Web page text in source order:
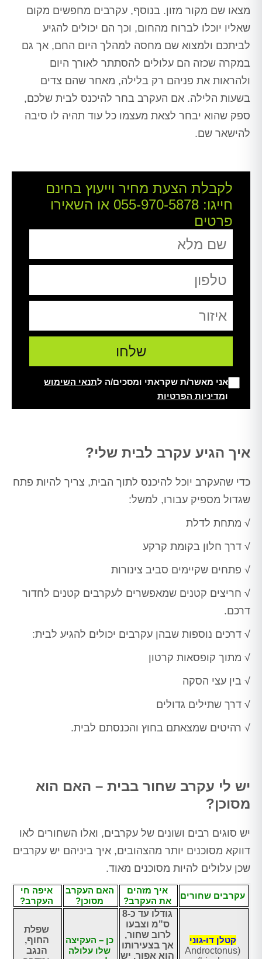
מצאו שם מקור מזון. בנוסף, עקרבים מחפשים מקום
שאליו יוכלו לברוח מהחום, וכך הם יכולים להגיע
לביתכם ולמצוא שם מחסה למהלך היום החם, אך גם
במקרה שכזה הם עלולים להסתתר לאורך היום
ולהראות את פניהם רק בלילה, מאחר שהם צדים
בשעות הלילה. אם העקרב בחר להיכנס לבית שלכם,
ספק שהוא יבחר לצאת מעצמו כל עוד תהיה לו סיבה
להישאר שם.
לקבלת הצעת מחיר וייעוץ בחינם
חייגו: 055-970-5878 או השאירו
פרטים
אני מאשר/ת שקראתי ומסכים/ה לתנאי השימוש
ומדיניות הפרטיות
איך הגיע עקרב לבית שלי?
כדי שהעקרב יוכל להיכנס לתוך הבית, צריך להיות פתח
שגדול מספיק עבורו, למשל:
√ מתחת לדלת
√ דרך חלון בקומת קרקע
√ פתחים שקיימים סביב צינורות
√ חריצים קטנים שמאפשרים לעקרבים קטנים לחדור
דרכם.
√ דרכים נוספות שבהן עקרבים יכולים להגיע לבית:
√ מתוך קופסאות קרטון
√ בין עצי הסקה
√ דרך שתילים גדולים
√ רהיטים שמצאתם בחוץ והכנסתם לבית.
יש לי עקרב שחור בבית – האם הוא
מסוכן?
יש סוגים רבים ושונים של עקרבים, ואלו השחורים לאו
דווקא מסוכנים יותר מהצהובים, איך ביניהם יש עקרבים
שכן עלולים להיות מסוכנים מאוד.
עקרבים שחורים
איך מזהים
את העקרב?
האם העקרב
מסוכן?
איפה חי
העקרב?
קטלן דו-גוני
(Androctonus
גודלו עד כ-8
ס"מ וצבעו
לרוב שחור,
אך בצעירותו
הוא אפור. יש
כן – העקיצה
שלו עלולה
שפלת
החוף,
הנגב